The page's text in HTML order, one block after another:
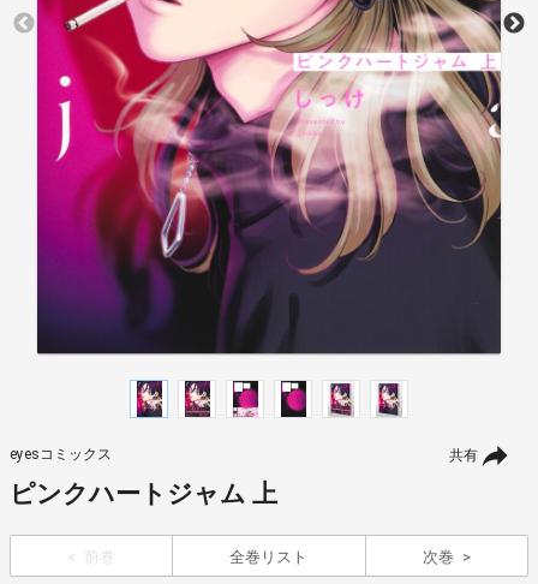
共有
eyesコミックス
ピンクハートジャム 上
前巻 全巻リスト 次巻